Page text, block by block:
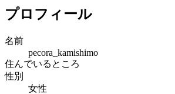
プロフィール
名前
pecora_kamishimo
住んでいるところ
性別
女性